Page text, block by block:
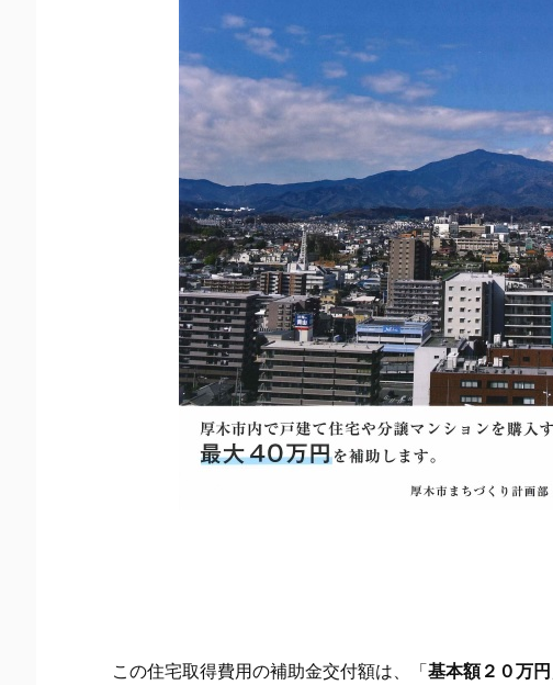
この住宅取得費用の補助金交付額は、「基本額２０万円